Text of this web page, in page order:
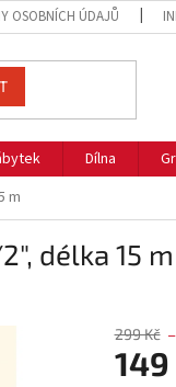
OSOBNÍCH ÚDAJŮ
Dílna
m
délka 15 m
299 Kč
149